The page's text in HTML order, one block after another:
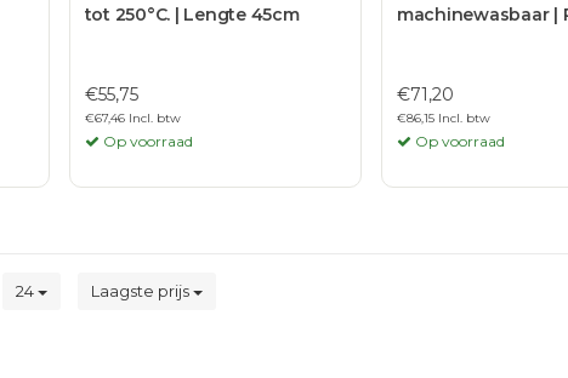
tot 250°C. | Lengte 45cm
€55,75
€67,46 Incl. btw
Op voorraad
machinewasbaar |
€71,20
€86,15 Incl. btw
Op voorraad
24 Laagste prijs